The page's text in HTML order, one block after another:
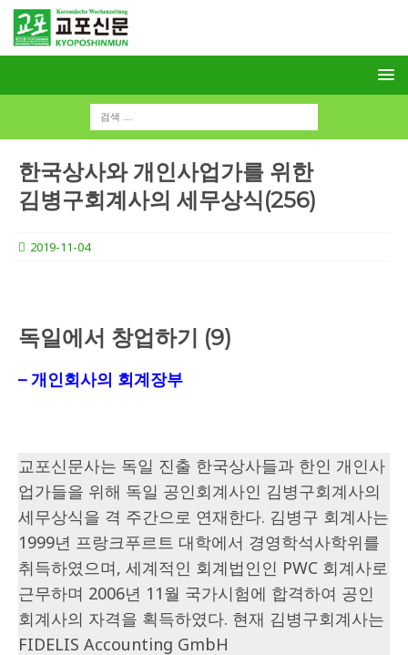
한국상사와 개인사업가를 위한
김병구회계사의 세무상식(256)
2019-11-04
독일에서 창업하기 (9)
– 개인회사의 회계장부
교포신문사는 독일 진출 한국상사들과 한인 개인사
업가들을 위해 독일 공인회계사인 김병구회계사의
세무상식을 격 주간으로 연재한다. 김병구 회계사는
1999년 프랑크푸르트 대학에서 경영학석사학위를
취득하였으며, 세계적인 회계법인인 PWC 회계사로
근무하며 2006년 11월 국가시험에 합격하여 공인
회계사의 자격을 획득하였다. 현재 김병구회계사는
FIDELIS Accounting GmbH